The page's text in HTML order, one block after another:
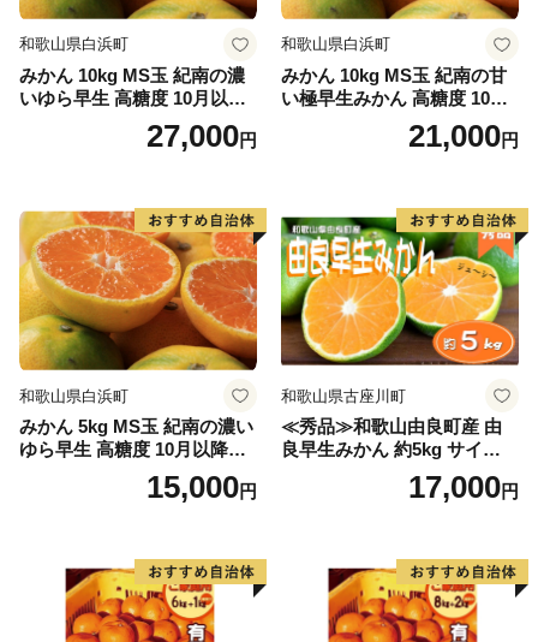
和歌山県白浜町
みかん 10kg MS玉 紀南の濃
いゆら早生 高糖度 10月以降
発送 マルチ被覆栽培27,000円
和歌山県白浜町
みかん 10kg MS玉 紀南の甘
い極早生みかん 高糖度 10月
以降発送 マルチ被覆栽培
21,000円
和歌山県白浜町
みかん 5kg MS玉 紀南の濃い
ゆら早生 高糖度 10月以降発
送 マルチ被覆栽培15,000円
和歌山県古座川町
≪秀品≫和歌山由良町産 由
良早生みかん 約5kg サイズお
まかせ【sml106C】17,000円